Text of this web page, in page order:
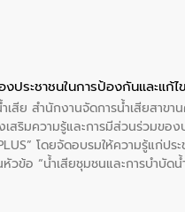
ประชาชนในการป้องกันและแก้
ย สำนักงานจัดการน้ำเสียสาข
สริมความรู้และการมีส่วนร่วมขอ
โดยจัดอบรมให้ความรู้แก่ปร
ข้อ “น้ำเสียชุมชนและการบำบัด
ล่งกำเนิด การบำบัดน้ำเสียเบื้อ